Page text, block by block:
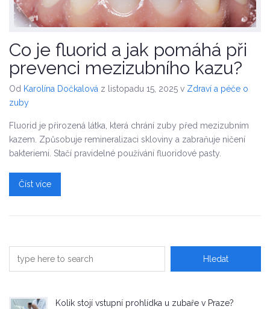
Co je fluorid a jak pomáhá při
prevenci mezizubního kazu?
Od Karolína Dočkalová z listopadu 15, 2025 v Zdraví a péče o
zuby
Fluorid je přirozená látka, která chrání zuby před mezizubním
kazem. Způsobuje remineralizaci skloviny a zabraňuje ničení
bakteriemi. Stačí pravidelné používání fluoridové pasty.
Číst více
Kolik stojí vstupní prohlídka u zubaře v Praze?